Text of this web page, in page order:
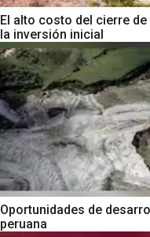
El alto costo del cierre
la inversión inicial
Oportunidades de
peruana